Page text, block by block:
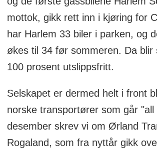
rekkevidde og større
transporten for Coop.
Dette skiftet reduserer CO2-
betydelig og markerer en
for bærekraftig transport.
Oppsummeringen er generert
AI, men gjennomlest av en
mottok, gikk rett inn i kjøring for
har Harlem 33 biler i parken, og
økes til 34 før sommeren. Da blir
100 prosent utslippsfritt.
Selskapet er dermed helt i front
norske transportører som går "all
desember skrev vi om Ørland
Rogaland, som fra nyttår gikk